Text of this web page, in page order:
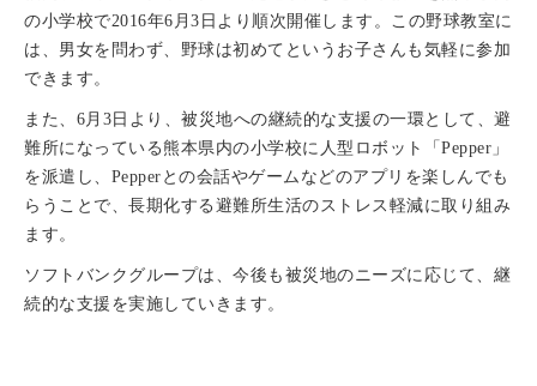
の小学校で2016年6月3日より順次開催します。この野球教室に
は、男女を問わず、野球は初めてというお子さんも気軽に参加
できます。
また、6月3日より、被災地への継続的な支援の一環として、避
難所になっている熊本県内の小学校に人型ロボット「Pepper」
を派遣し、Pepperとの会話やゲームなどのアプリを楽しんでも
らうことで、長期化する避難所生活のストレス軽減に取り組み
ます。
ソフトバンクグループは、今後も被災地のニーズに応じて、継
続的な支援を実施していきます。